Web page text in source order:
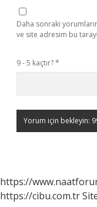
Daha sonraki
ve site adresim bu
9 - 5 kaçtır?*
https://
https://cibu.com.tr